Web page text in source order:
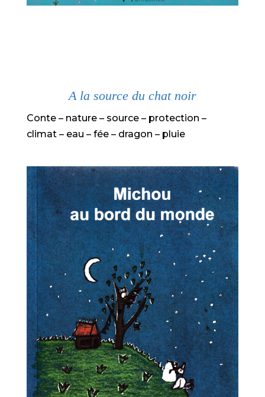
A la source du chat noir
Conte – nature – source – protection –
climat – eau – fée – dragon – pluie